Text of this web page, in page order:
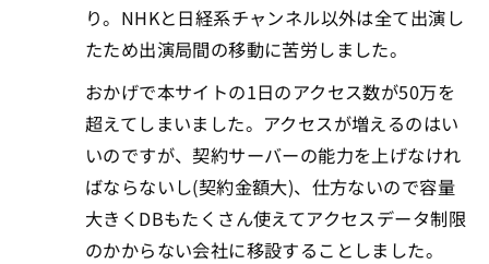
り。NHKと日経系チャンネル以外は全て出演し
たため出演局間の移動に苦労しました。
おかげで本サイトの1日のアクセス数が50万を
超えてしまいました。アクセスが増えるのはい
いのですが、契約サーバーの能力を上げなけれ
ばならないし(契約金額大)、仕方ないので容量
大きくDBもたくさん使えてアクセスデータ制限
のかからない会社に移設することしました。